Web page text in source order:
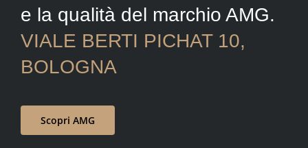
e la qualità del marchio AMG.
VIALE BERTI PICHAT 10,
BOLOGNA
Scopri AMG